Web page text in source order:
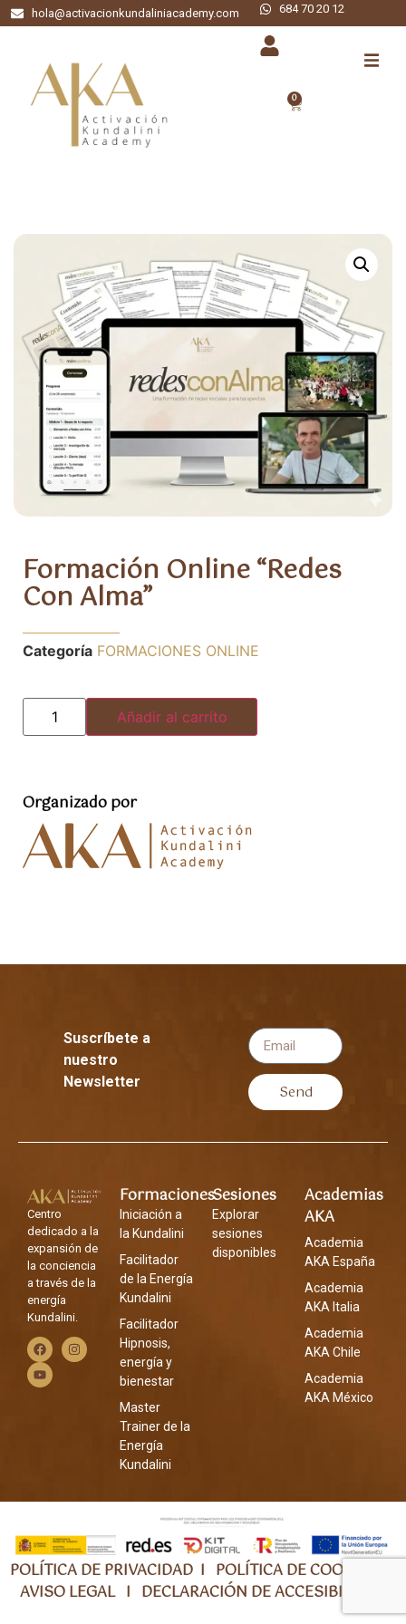
hola@activacionkundaliniacademy.com 684 70 20 12
0
Formación Online “Redes
Con Alma”
Categoría FORMACIONES ONLINE
Añadir al carrito
Organizado por
Suscríbete a
nuestro
Newsletter
Send
Centro
dedicado a la
expansión de
la conciencia
a través de la
energía
Kundalini.
Formaciones
Iniciación a
la Kundalini
Facilitador
de la Energía
Kundalini
Facilitador
Hipnosis,
energía y
bienestar
Master
Trainer de la
Energía
Kundalini
Sesiones
Explorar
sesiones
disponibles
Academias
AKA
Academia
AKA España
Academia
AKA Italia
Academia
AKA Chile
Academia
AKA México
POLÍTICA DE PRIVACIDAD I POLÍTICA DE COOKIES
AVISO LEGALI DECLARACIÓN DE ACCESIBILIDAD